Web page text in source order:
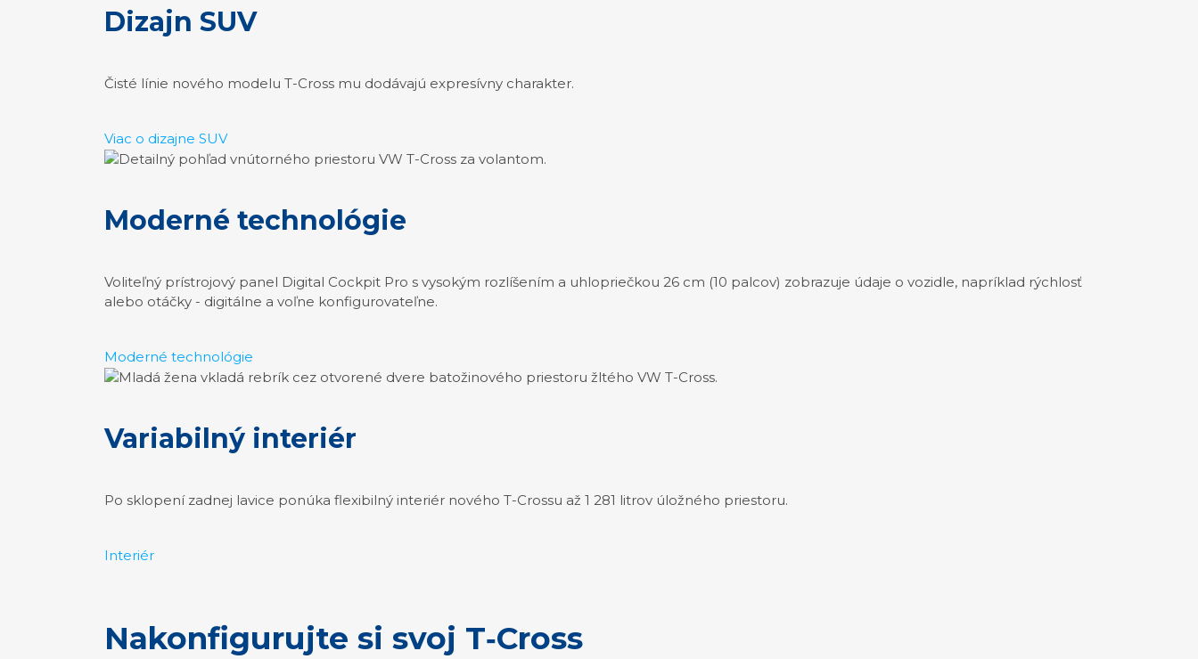
Dizajn SUV
Čisté línie nového modelu T-Cross mu dodávajú expresívny charakter.
Viac o dizajne SUV
Moderné technológie
Voliteľný prístrojový panel Digital Cockpit Pro s vysokým rozlíšením a uhlopriečkou 26 cm (10 palcov) zobrazuje údaje o vozidle, napríklad rýchlosť
alebo otáčky - digitálne a voľne konfigurovateľne.
Moderné technológie
Variabilný interiér
Po sklopení zadnej lavice ponúka flexibilný interiér nového T-Crossu až 1 281 litrov úložného priestoru.
Interiér
Nakonfigurujte si svoj T‑Cross